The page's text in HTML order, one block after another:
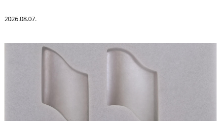
2026.08.07.